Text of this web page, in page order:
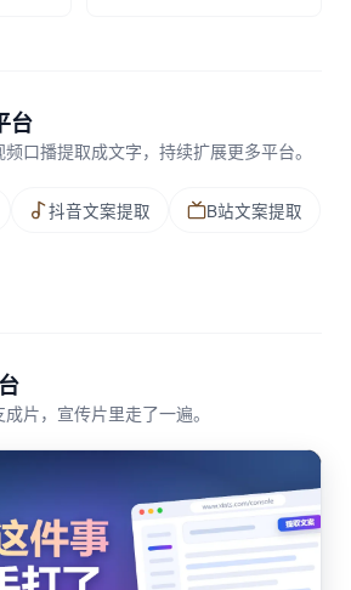
台
口播提取成文字，持续扩展更多平台。
抖音文案提取
B站文案提取
片，宣传片里走了一遍。